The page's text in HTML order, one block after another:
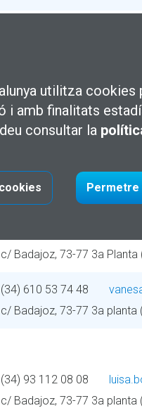
utilitza cookies
i amb finalitats
consultar la
Permetre
c/ Badajoz, 73-77 3a planta
(34) 661 05 52 60
c/ Badajoz, 73-77 4a planta
c/ Badajoz, 73-77 3a
(34) 610 53 74 48
c/ Badajoz, 73-77 3a planta
(34) 93 112 08 08
c/ Badajoz, 73-77 3a planta